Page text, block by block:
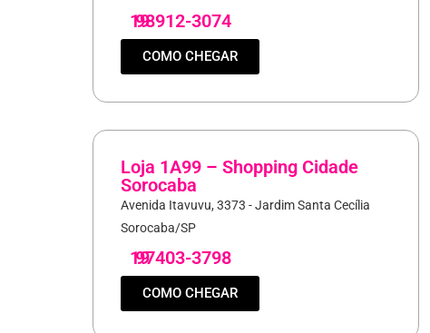
19
98912-3074
COMO CHEGAR
Loja 1A99 – Shopping Cidade
Sorocaba
Avenida Itavuvu, 3373 - Jardim Santa Cecília
Sorocaba/SP
19
97403-3798
COMO CHEGAR